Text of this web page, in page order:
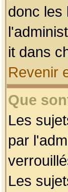
donc les
it dans
Revenir
Que
Les
par
Les